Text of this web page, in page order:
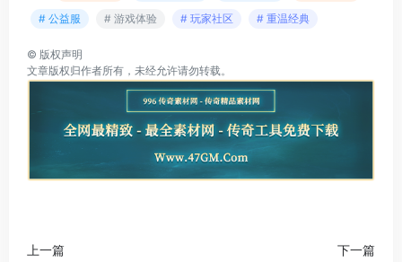
# 公益服
# 游戏体验 # 玩家社区 # 重温经典
© 版权声明
文章版权归作者所有，未经允许请勿转载。
上一篇 下一篇